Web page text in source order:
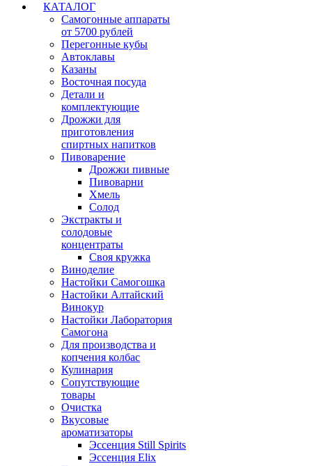
КАТАЛОГ
Самогонные аппараты
от 5700 рублей
Перегонные кубы
Автоклавы
Казаны
Восточная посуда
Детали и
комплектующие
Дрожжи для
приготовления
спиртных напитков
Пивоварение
Дрожжи пивные
Пивоварни
Хмель
Солод
Экстракты и
солодовые
концентраты
Своя кружка
Виноделие
Настойки Самогошка
Настойки Алтайский
Винокур
Настойки Лаборатория
Самогона
Для производства и
копчения колбас
Кулинария
Сопутствующие
товары
Очистка
Вкусовые
ароматизаторы
Эссенция Still Spirits
Эссенция Elix